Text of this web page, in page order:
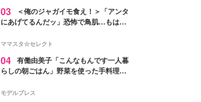
03
＜俺のジャガイモ食え！＞「アンタ
にあげてるんだッ」恐怖で鳥肌…もはや
ママスタ☆セレクト
04 有働由美子「こんなもんです一人暮
らしの朝ごはん」野菜を使った手料理公
そう」と反響
モデルプレス